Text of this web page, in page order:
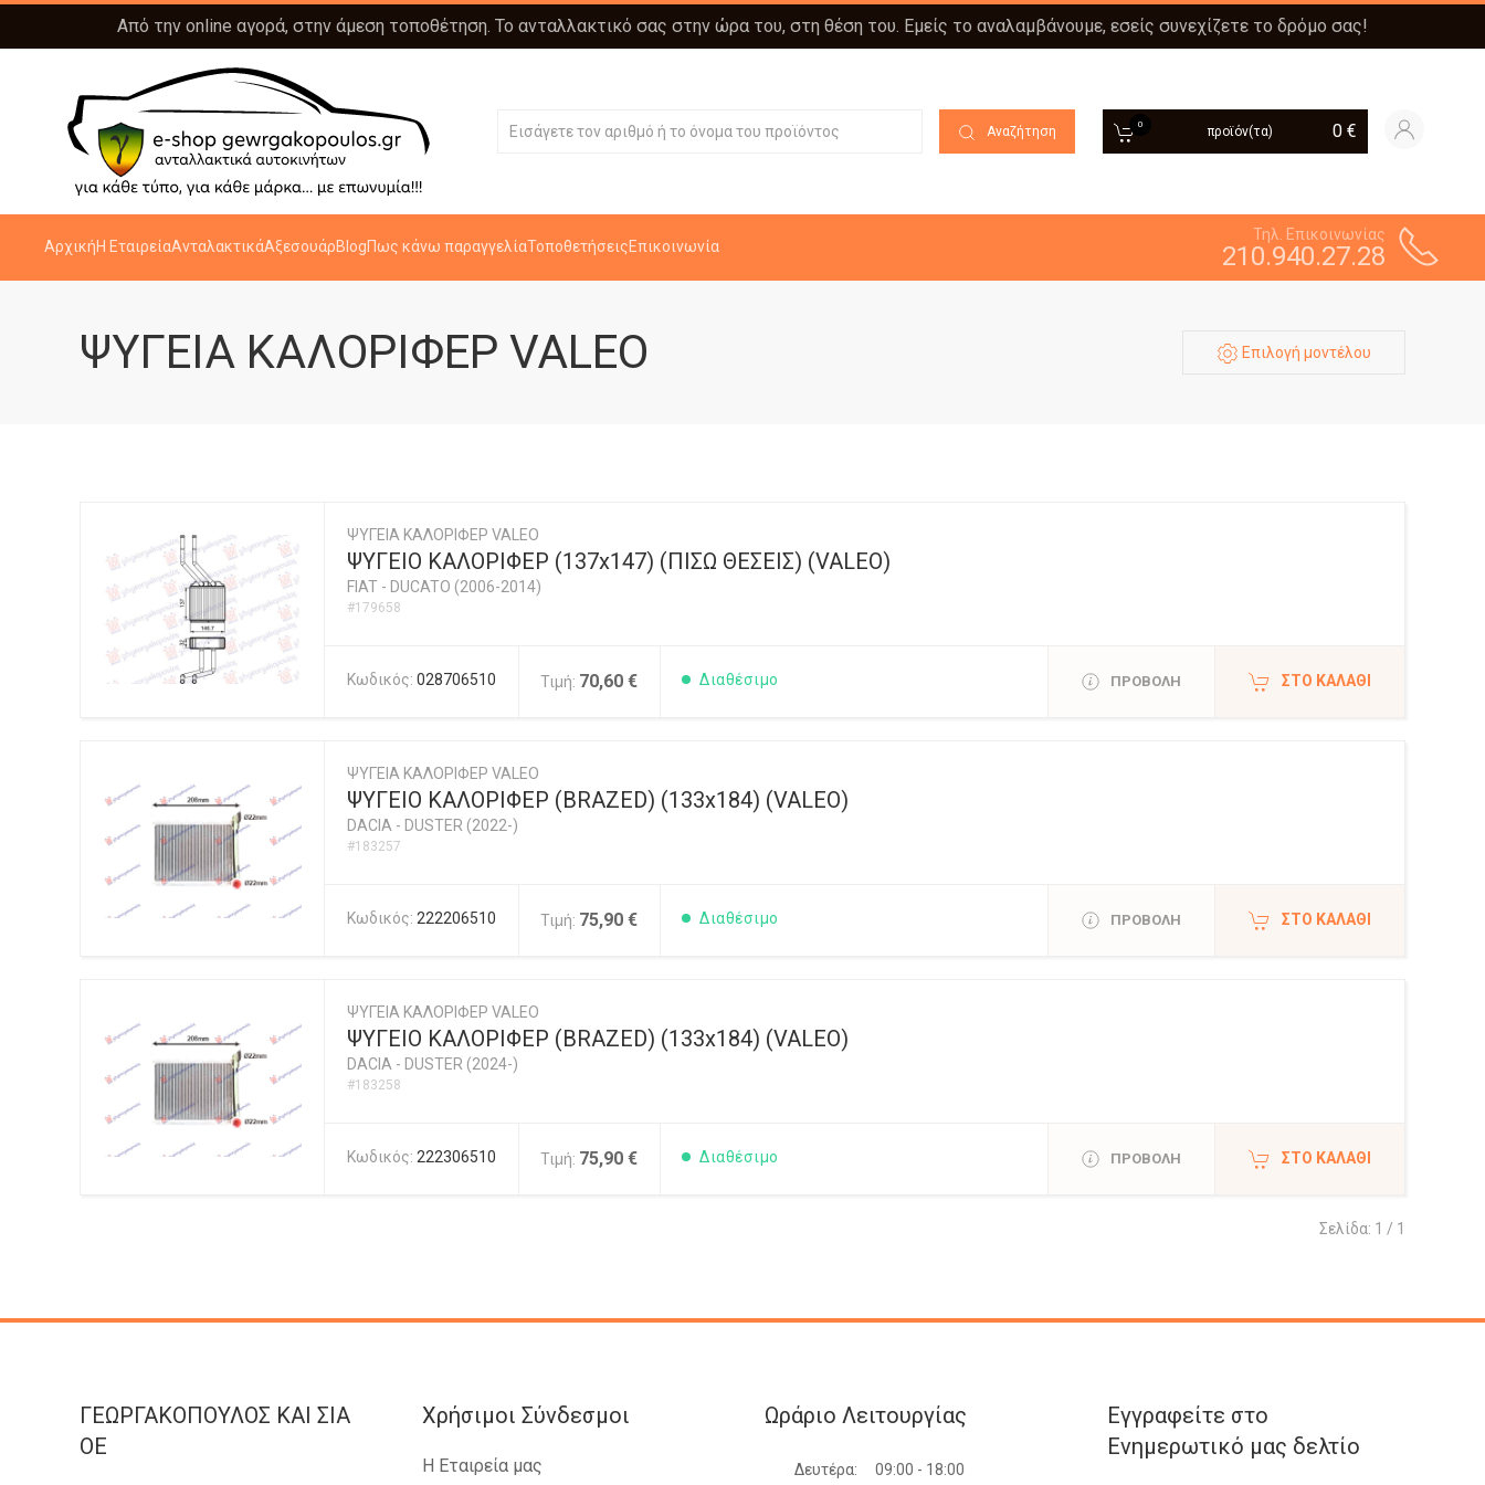
Από την online αγορά, στην άμεση τοποθέτηση. Το ανταλλακτικό σας στην ώρα του, στη θέση του. Εμείς το αναλαμβάνουμε, εσείς συνεχίζετε το δρόμο σας!
Αναζήτηση 0 προϊόν(τα) 0 €
ΑρχικήΗ ΕταιρείαΑνταλακτικάΑξεσουάρBlogΠως κάνω παραγγελίαΤοποθετήσειςΕπικοινωνία
Τηλ. Επικοινωνίας
210.940.27.28
ΨΥΓΕΙΑ ΚΑΛΟΡΙΦΕΡ VALEO Επιλογή μοντέλου
ΨΥΓΕΙΑ ΚΑΛΟΡΙΦΕΡ VALEO
ΨΥΓΕΙΟ ΚΑΛΟΡΙΦΕΡ (137x147) (ΠΙΣΩ ΘΕΣΕΙΣ) (VALEO)
FIAT - DUCATO (2006-2014)
#179658
Κωδικός: 028706510 Τιμή: 70,60 € Διαθέσιμο ΠΡΟΒΟΛΗ ΣΤΟ ΚΑΛΆΘΙ
ΨΥΓΕΙΑ ΚΑΛΟΡΙΦΕΡ VALEO
ΨΥΓΕΙΟ ΚΑΛΟΡΙΦΕΡ (ΒRAZED) (133x184) (VALEO)
DACIA - DUSTER (2022-)
#183257
Κωδικός: 222206510 Τιμή: 75,90 € Διαθέσιμο ΠΡΟΒΟΛΗ ΣΤΟ ΚΑΛΆΘΙ
ΨΥΓΕΙΑ ΚΑΛΟΡΙΦΕΡ VALEO
ΨΥΓΕΙΟ ΚΑΛΟΡΙΦΕΡ (ΒRAZED) (133x184) (VALEO)
DACIA - DUSTER (2024-)
#183258
Κωδικός: 222306510 Τιμή: 75,90 € Διαθέσιμο ΠΡΟΒΟΛΗ ΣΤΟ ΚΑΛΆΘΙ
Σελίδα: 1 / 1
ΓΕΩΡΓΑΚΟΠΟΥΛΟΣ KAI ΣΙΑ
OE
Χρήσιμοι Σύνδεσμοι
Η Εταιρεία μας
Ωράριο Λειτουργίας
Δευτέρα: 09:00 - 18:00
Εγγραφείτε στο
Ενημερωτικό μας δελτίο